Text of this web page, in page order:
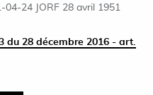
04-24 JORF 28 avril 1951
du 28 décembre 2016 - art.